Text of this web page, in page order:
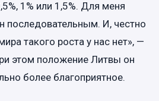
1% или 1,5%. Для меня
последовательным. И, честно
такого роста у нас нет», —
этом положение Литвы он
более благоприятное.